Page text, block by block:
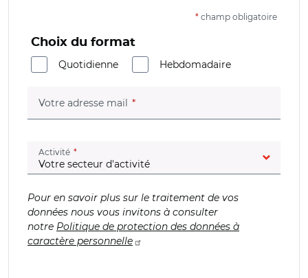
* champ obligatoire
Choix du format
Quotidienne
Hebdomadaire
Votre adresse mail (champ obligatoire)
Activité (champ obligatoire)
Pour en savoir plus sur le traitement de vos
données nous vous invitons à consulter
notre Politique de protection des données à
caractère personnelle